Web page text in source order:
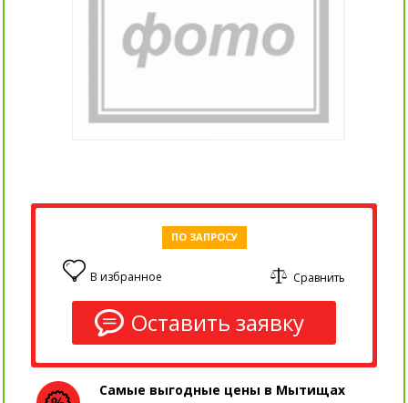
ПО ЗАПРОСУ
0 В избранное Сравнить
Оставить заявку
Самые выгодные цены в Мытищах